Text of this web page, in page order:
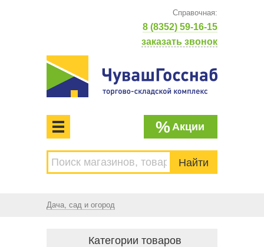
Справочная:
8 (8352) 59-16-15
заказать звонок
МЕНЮ
%Акции
Дача, сад и огород
Категории товаров